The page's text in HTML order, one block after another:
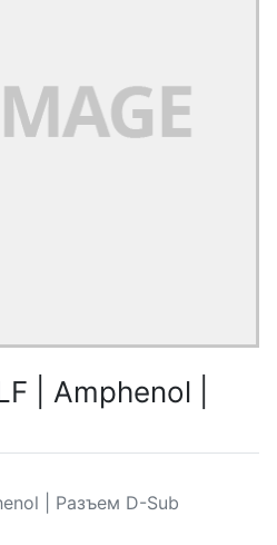
| Amphenol |
| Разъем D-Sub